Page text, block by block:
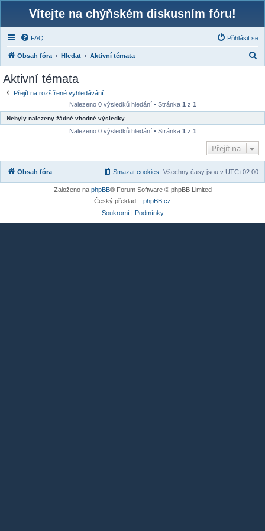
Vítejte na chýňském diskusním fóru!
FAQ Přihlásit se
Obsah fóra Hledat Aktivní témata
a
t
Aktivní témata
Přejít na rozšířené vyhledávání
Nalezeno 0 výsledků hledání • Stránka 1 z 1
Nebyly nalezeny žádné vhodné výsledky.
Nalezeno 0 výsledků hledání • Stránka 1 z 1
Přejít na
Obsah fóra Všechny časy jsou v UTC+02:00
Smazat cookies
Založeno na phpBB® Forum Software © phpBB Limited
Český překlad – phpBB.cz
Soukromí| Podmínky